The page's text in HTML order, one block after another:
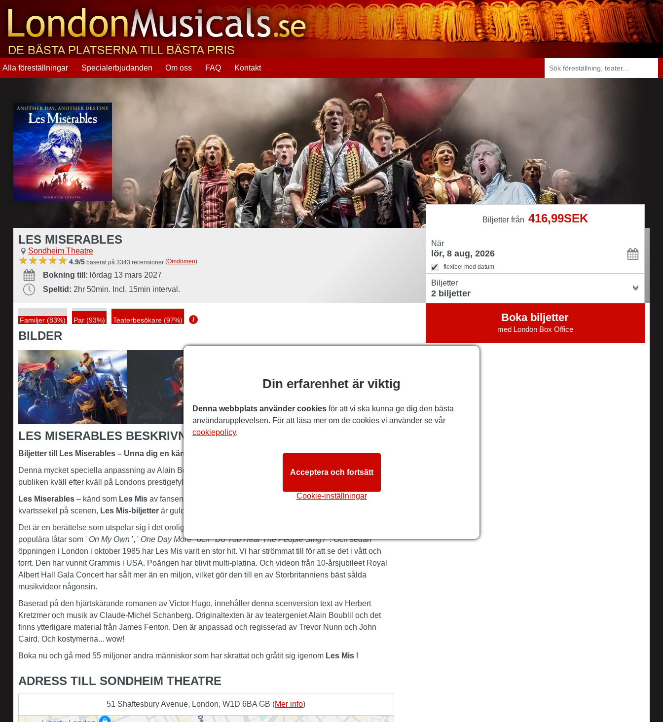
Alla föreställningar Specialerbjudanden Om oss FAQ Kontakt
LES MISERABLES
Sondheim Theatre
4.9/5 baserat på 3343 recensioner (Omdömen)
Bokning till: lördag 13 mars 2027
Speltid: 2hr 50min. Incl. 15min interval.
Biljetter från 416,99SEK
När
flexibel med datum
Biljetter
Boka biljetter
med London Box Office
Familjer (83%) Par (93%) Teaterbesökare (97%) i
BILDER
LES MISERABLES BESKRIVNING
Biljetter till Les Miserables – Unna dig en känslomässig berg-och-dalbana!
Denna mycket speciella anpassning av Alain Boublil och Claude-Michel Schonberg fortsätter att spännande
publiken kväll efter kväll på Londons prestigefyllda
Les Miserables– känd som Les Misav fansen – är världens mest populära musikal. Nu närmar sig ett
kvartssekel på scenen, Les Mis-biljetterär gulddamm. Vilken gåva. Vilken njutning. Vilken upplevelse!
Det är en berättelse som utspelar sig i det oroliga 1800-talets Frankrike med ett partitur som inkluderar
populära låtar som ' On My Own', ' One Day More' och 'Do You Hear The People Sing?'. Och sedan
öppningen i London i oktober 1985 har Les Mis varit en stor hit. Vi har strömmat till för att se det i vått och
torrt. Den har vunnit Grammis i USA. Poängen har blivit multi-platina. Och videon från 10-årsjubileet Royal
Albert Hall Gala Concert har sålt mer än en miljon, vilket gör den till en av Storbritanniens bäst sålda
musikvideor någonsin.
Baserad på den hjärtskärande romanen av Victor Hugo, innehåller denna scenversion text av Herbert
Kretzmer och musik av Claude-Michel Schanberg. Originaltexten är av teatergeniet Alain Boublil och det
finns ytterligare material från James Fenton. Den är anpassad och regisserad av Trevor Nunn och John
Caird. Och kostymerna... wow!
Boka nu och gå med 55 miljoner andra människor som har skrattat och gråtit sig igenom Les Mis!
ADRESS TILL SONDHEIM THEATRE
51 Shaftesbury Avenue, London, W1D 6BA GB (Mer info)
Din erfarenhet är viktig
Denna webbplats använder cookies för att vi ska kunna ge dig den bästa
användarupplevelsen. För att läsa mer om de cookies vi använder se vår
cookiepolicy.
Cookie-inställningar
Acceptera och fortsätt